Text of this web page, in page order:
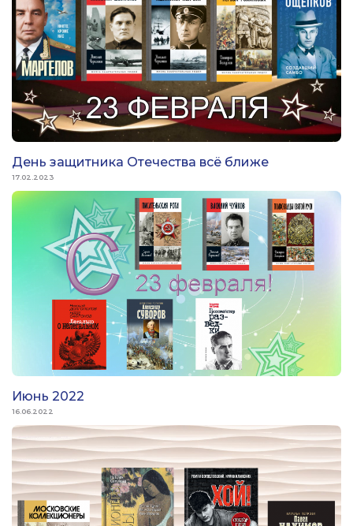
День защитника Отечества всё ближе
17.02.2023
Июнь 2022
16.06.2022